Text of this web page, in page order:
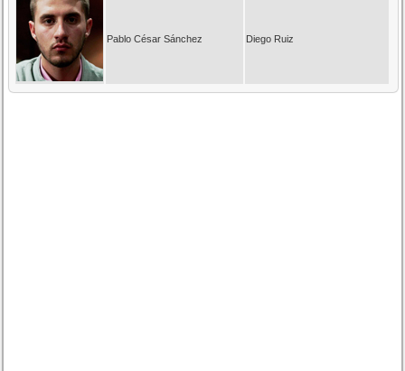
Pablo César Sánchez Diego Ruiz